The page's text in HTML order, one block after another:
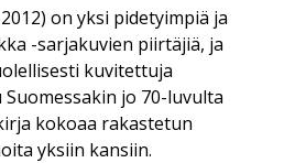
on yksi pidetyimpiä ja
-sarjakuvien piirtäjiä, ja
kuvitettuja
jo 70-luvulta
kokoaa rakastetun
yksiin kansiin.